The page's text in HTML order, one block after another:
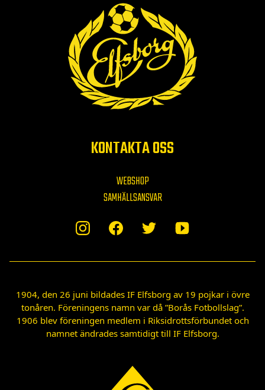
KONTAKTA OSS
WEBSHOP
SAMHÄLLSANSVAR
1904, den 26 juni bildades IF Elfsborg av 19 pojkar i övre
tonåren. Föreningens namn var då ”Borås Fotbollslag”.
1906 blev föreningen medlem i Riksidrottsförbundet och
namnet ändrades samtidigt till IF Elfsborg.